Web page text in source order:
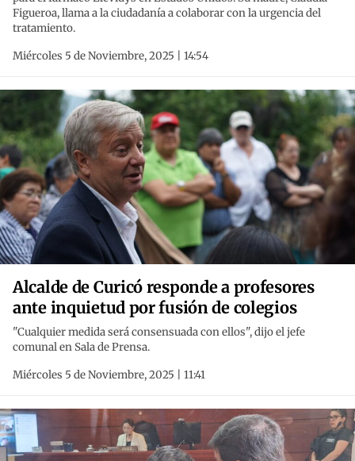
Figueroa, llama a la ciudadanía a colaborar con la urgencia del
tratamiento.
Miércoles 5 de Noviembre, 2025 | 14:54
Alcalde de Curicó responde a profesores
ante inquietud por fusión de colegios
"Cualquier medida será consensuada con ellos", dijo el jefe
comunal en Sala de Prensa.
Miércoles 5 de Noviembre, 2025 | 11:41